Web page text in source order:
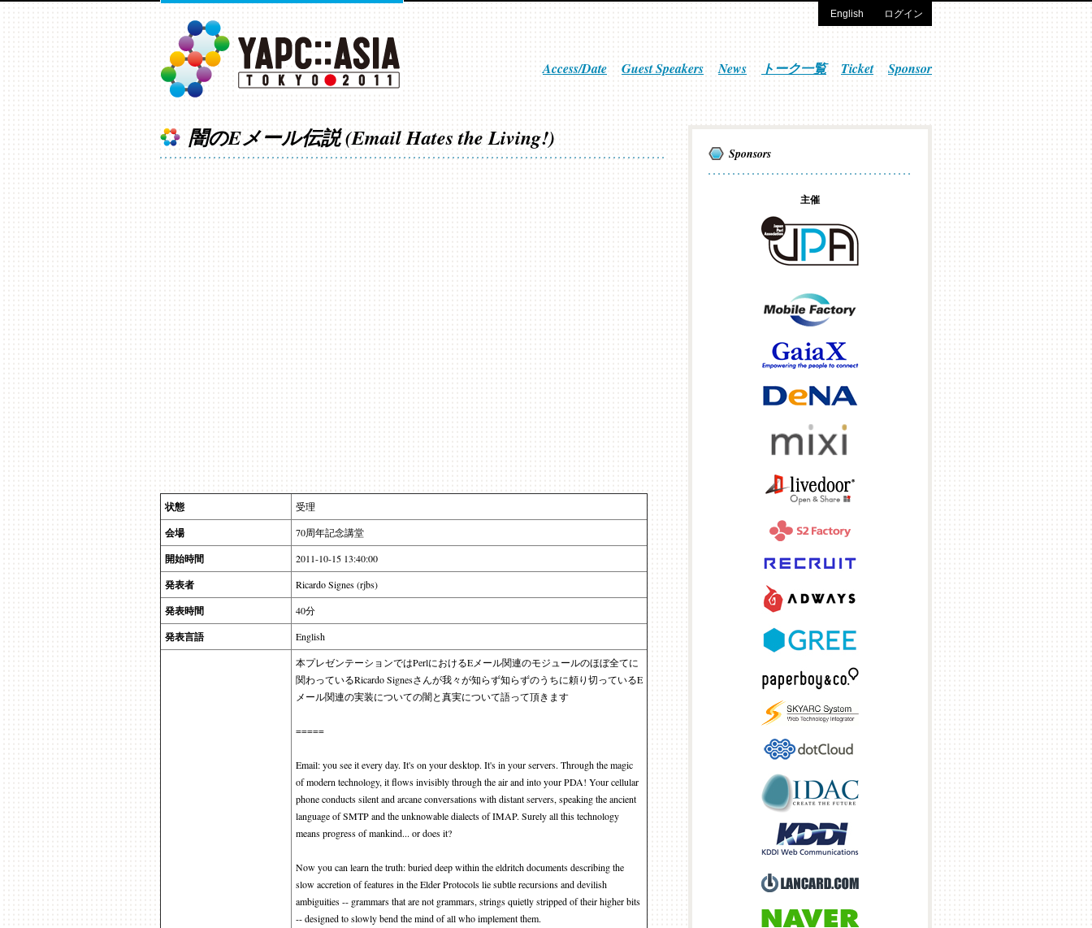
Access/Date Guest Speakers News トーク一覧 Ticket Sponsor
ログイン
English
闇のEメール伝説 (Email Hates the Living!)
状態 受理
会場 70周年記念講堂
開始時間 2011-10-15 13:40:00
発表者 Ricardo Signes (rjbs)
発表時間 40分
発表言語 English
本プレゼンテーションではPerlにおけるEメール関連のモジュールのほぼ全てに
関わっているRicardo Signesさんが我々が知らず知らずのうちに頼り切っているE
メール関連の実装についての闇と真実について語って頂きます
=====
Email: you see it every day. It's on your desktop. It's in your servers. Through the magic
of modern technology, it flows invisibly through the air and into your PDA! Your cellular
phone conducts silent and arcane conversations with distant servers, speaking the ancient
language of SMTP and the unknowable dialects of IMAP. Surely all this technology
means progress of mankind... or does it?
Now you can learn the truth: buried deep within the eldritch documents describing the
slow accretion of features in the Elder Protocols lie subtle recursions and devilish
ambiguities -- grammars that are not grammars, strings quietly stripped of their higher bits
-- designed to slowly bend the mind of all who implement them.
Sponsors
主催